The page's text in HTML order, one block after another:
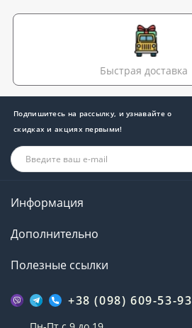
Быстрая доставка
Подпишитесь на рассылку, и узнавайте о
скидках и акциях первыми!
Информация
Дополнительно
Полезные ссылки
+38 (098) 609-53-93